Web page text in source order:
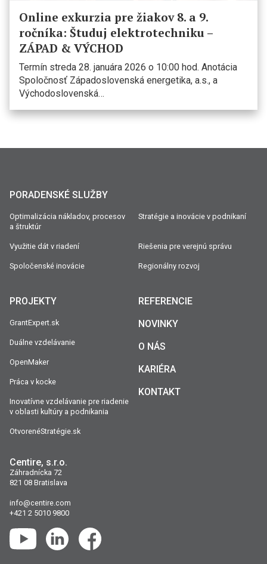
Online exkurzia pre žiakov 8. a 9.
ročníka: Študuj elektrotechniku –
ZÁPAD & VÝCHOD
Termín streda 28. januára 2026 o 10:00 hod. Anotácia
Spoločnosť Západoslovenská energetika, a.s., a
Východoslovenská…
PORADENSKÉ SLUŽBY
Optimalizácia nákladov, procesov
a štruktúr
Stratégie a inovácie v podnikaní
Využitie dát v riadení Riešenia pre verejnú správu
Spoločenské inovácie Regionálny rozvoj
PROJEKTY
GrantExpert.sk
Duálne vzdelávanie
OpenMaker
Práca v kocke
Inovatívne vzdelávanie pre riadenie
v oblasti kultúry a podnikania
OtvorenéStratégie.sk
REFERENCIE
NOVINKY
O NÁS
KARIÉRA
KONTAKT
Centire, s.r.o.
Záhradnícka 72
821 08 Bratislava
info@centire.com
+421 2 5010 9800
YouTube LinkedIn Facebook